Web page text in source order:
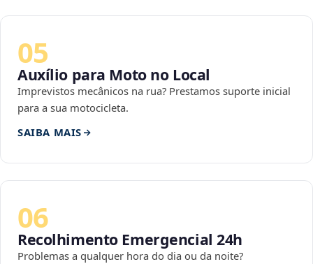
05
Auxílio para Moto no Local
Imprevistos mecânicos na rua? Prestamos suporte inicial
para a sua motocicleta.
SAIBA MAIS
06
Recolhimento Emergencial 24h
Problemas a qualquer hora do dia ou da noite?